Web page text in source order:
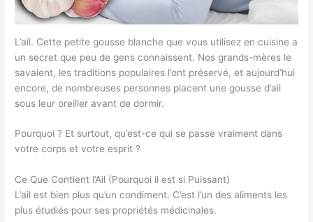
L’ail. Cette petite gousse blanche que vous utilisez en cuisine a
un secret que peu de gens connaissent. Nos grands-mères le
savaient, les traditions populaires l’ont préservé, et aujourd’hui
encore, de nombreuses personnes placent une gousse d’ail
sous leur oreiller avant de dormir.
Pourquoi ? Et surtout, qu’est-ce qui se passe vraiment dans
votre corps et votre esprit ?
Ce Que Contient l’Ail (Pourquoi il est si Puissant)
L’ail est bien plus qu’un condiment. C’est l’un des aliments les
plus étudiés pour ses propriétés médicinales.